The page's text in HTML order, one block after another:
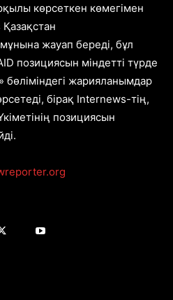
көрсеткен көмегімен
жауап береді, бұл
позициясын міндетті түрде
бөліміндегі жарияланымдар
бірақ Internews-тің,
позициясын